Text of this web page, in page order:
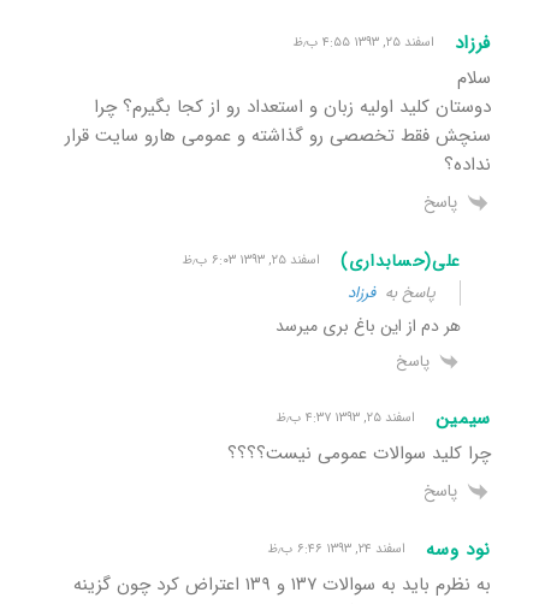
فرزاد اسفند ۲۵, ۱۳۹۳ ۴:۵۵ ب٫ظ
سلام
دوستان کلید اولیه زبان و استعداد رو از کجا بگیرم؟ چرا
سنچش فقط تخصصی رو گذاشته و عمومی هارو سایت قرار
نداده؟
پاسخ
علی(حسابداری) اسفند ۲۵, ۱۳۹۳ ۶:۰۳ ب٫ظ
پاسخ بهفرزاد
هر دم از این باغ بری میرسد
پاسخ
سیمین اسفند ۲۵, ۱۳۹۳ ۴:۳۷ ب٫ظ
چرا کلید سوالات عمومی نیست؟؟؟؟
پاسخ
نود وسه اسفند ۲۴, ۱۳۹۳ ۶:۴۶ ب٫ظ
به نظرم باید به سوالات ۱۳۷ و ۱۳۹ اعتراض کرد چون گزینه